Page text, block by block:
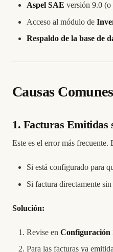
Aspel SAE versión 9.0 (o
Acceso al módulo de
Respaldo de la base de
Causas
1. Facturas Emitidas
Este es el error más
Si está configurado para
Si factura directamente
Solución:
Revise en Configuración
Para las facturas ya